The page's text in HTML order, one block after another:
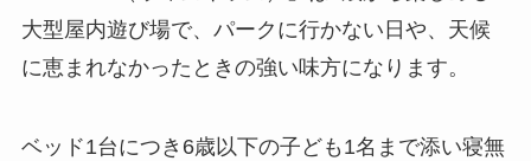
大型屋内遊び場で、パークに行かない日や、天候
に恵まれなかったときの強い味方になります。
ベッド1台につき6歳以下の子ども1名まで添い寝無